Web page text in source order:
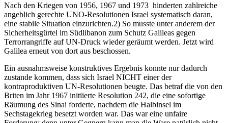
Nach den Kriegen von 1956, 1967 und 1973 hinderten zahlreiche
angeblich gerechte UNO-Resolutionen Israel systematisch daran,
eine stabile Situation einzurichten.2) So musste unter anderem der
Sicherheitsgürtel im Südlibanon zum Schutz Galileas gegen
Terrorrangriffe auf UN-Druck wieder geräumt werden. Jetzt wird
Galilea erneut von dort aus beschossen.
Ein ausnahmsweise konstruktives Ergebnis konnte nur dadurch
zustande kommen, dass sich Israel NICHT einer der
kontraproduktiven UN-Resolutionen beugte. Das betraf die von den
Briten im Jahr 1967 initiierte Resolution 242, die eine sofortige
Räumung des Sinai forderte, nachdem die Halbinsel im
Sechstagekrieg besetzt worden war. Das war eine unfaire